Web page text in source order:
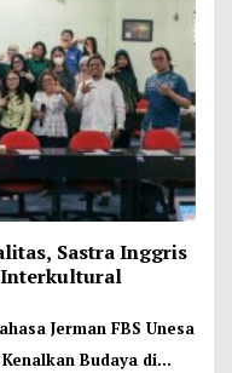
Sastra Inggris
Interkultural
Jerman FBS Unesa
Budaya di